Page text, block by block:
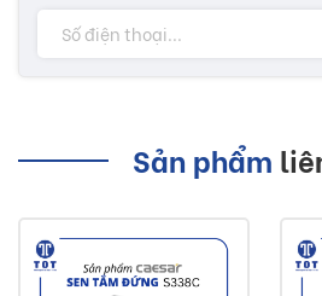
trong thời gian 1 năm nếu có vấn
nhiều sự lựa chọn tùy theo sở
mới hơn, mang lại nguồn năng
thêm phong phú có lợi cho sức
Sản phẩm